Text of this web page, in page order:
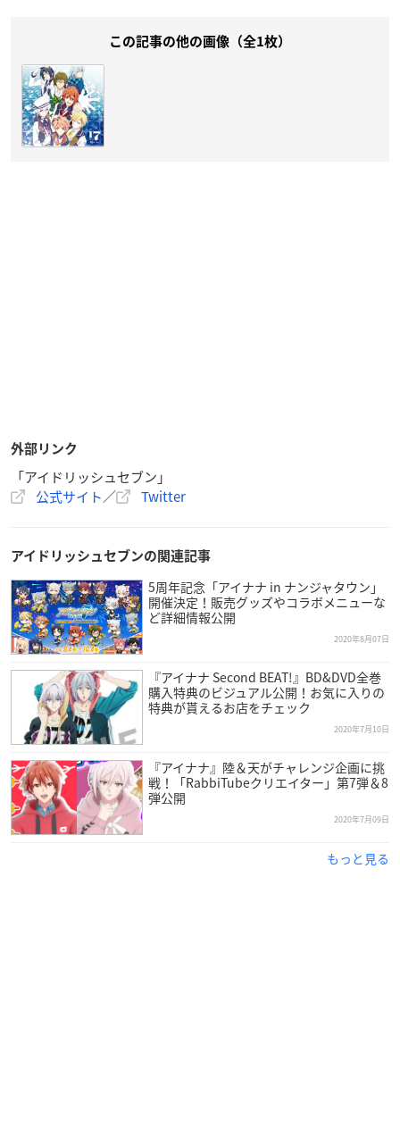
この記事の他の画像（全1枚）
外部リンク
「アイドリッシュセブン」
公式サイト／ Twitter
アイドリッシュセブンの関連記事
5周年記念「アイナナ in ナンジャタウン」
開催決定！販売グッズやコラボメニューな
ど詳細情報公開
2020年8月07日
『アイナナ Second BEAT!』BD&DVD全巻
購入特典のビジュアル公開！お気に入りの
特典が貰えるお店をチェック
2020年7月10日
『アイナナ』陸＆天がチャレンジ企画に挑
戦！「RabbiTubeクリエイター」第7弾＆8
弾公開
2020年7月09日
もっと見る